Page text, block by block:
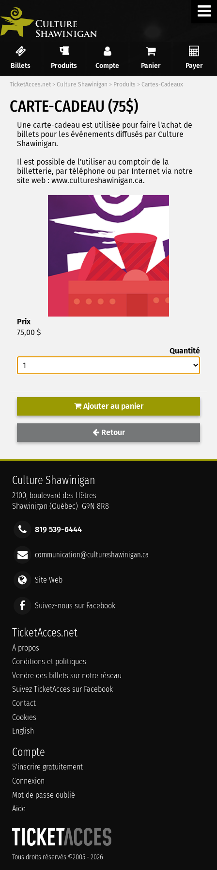
Billets Produits Compte Panier Payer
TicketAcces.net > Culture Shawinigan > Produits > Cartes-Cadeaux
CARTE-CADEAU (75$)
Une carte-cadeau est utilisée pour faire l'achat de
billets pour les événements diffusés par Culture
Shawinigan.
Il est possible de l'utiliser au comptoir de la
billetterie, par téléphone ou par Internet via notre
site web : www.cultureshawinigan.ca.
Prix
75,00 $
Quantité
Ajouter au panier
Retour
Culture Shawinigan
2100, boulevard des Hêtres
Shawinigan (Québec) G9N 8R8
819 539-6444
communication@cultureshawinigan.ca
Site Web
Suivez-nous sur Facebook
TicketAcces.net
À propos
Conditions et politiques
Vendre des billets sur notre réseau
Suivez TicketAcces sur Facebook
Contact
Cookies
English
Compte
S'inscrire gratuitement
Connexion
Mot de passe oublié
Aide
Tous droits réservés ©2005 - 2026